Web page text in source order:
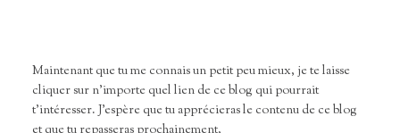
Maintenant que tu me connais un petit peu mieux, je te laisse
cliquer sur n’importe quel lien de ce blog qui pourrait
t’intéresser. J’espère que tu apprécieras le contenu de ce blog